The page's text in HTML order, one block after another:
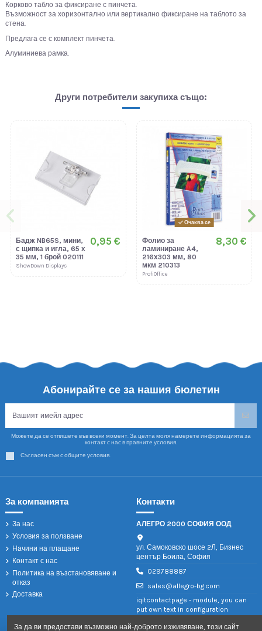
Корково табло за фиксиране с пинчета.
Възможност за хоризонтално или вертикално фиксиране на таблото за
стена.
Предлага се с комплект пинчета.
Алуминиева рамка.
Други потребители закупиха също:
Бадж NB65S, мини,
с щипка и игла, 65 х
35 мм, 1 брой 020111
ShowDown Displays
0,95 €
Очаква се
Фолио за
ламиниране A4,
216х303 мм, 80
мкм 210313
ProfiOffice
8,30 €
Абонирайте се за нашия бюлетин
Можете да се отпишете във всеки момент. За целта моля намерете информацията за
контакт с нас в правните условия.
Съгласен съм с общите условия.
За компанията
За нас
Условия за ползване
Начини на плащане
Контакт с нас
Политика на възстановяване и
отказ
Доставка
Контакти
АЛЕГРО 2000 СОФИЯ ООД
ул. Самоковско шосе 2Л, Бизнес
център Боила, София
029788887
sales@allegro-bg.com
iqitcontactpage - module, you can
put own text in configuration
За да ви предостави възможно най-доброто изживяване, този сайт